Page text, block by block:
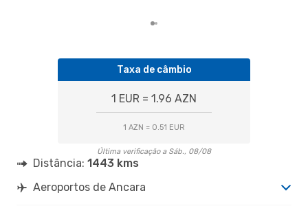
Taxa de câmbio
1 EUR = 1.96 AZN
1 AZN = 0.51 EUR
Última verificação a Sáb., 08/08
Distância: 1443 kms
Aeroportos de Ancara